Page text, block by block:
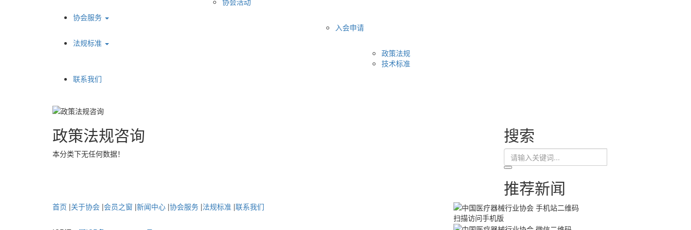
协会服务
入会申请
法规标准
政策法规
技术标准
联系我们
政策法规咨询
本分类下无任何数据！
搜索
推荐新闻
首页 |关于协会 |会员之窗 |新闻中心 |协会服务 |法规标准 |联系我们
扫描访问手机版